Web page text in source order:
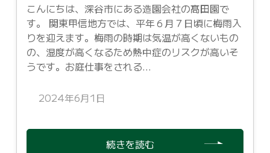
こんにちは、深谷市にある造園会社の髙田園で
す。 関東甲信地方では、平年６月７日頃に梅雨入
りを迎えます。梅雨の時期は気温が高くないもの
の、湿度が高くなるため熱中症のリスクが高いそ
うです。お庭仕事をされる...
2024年6月1日
続きを読む